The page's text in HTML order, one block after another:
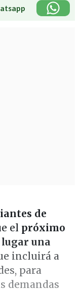
de
el próximo
lugar una
incluirá a
para
demandas